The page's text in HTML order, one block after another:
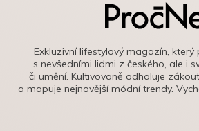
Exkluzivní lifestylový magazín,
s nevšedními lidmi z českého, ale i
či umění. Kultivovaně odhaluje
a mapuje nejnovější módní trendy.